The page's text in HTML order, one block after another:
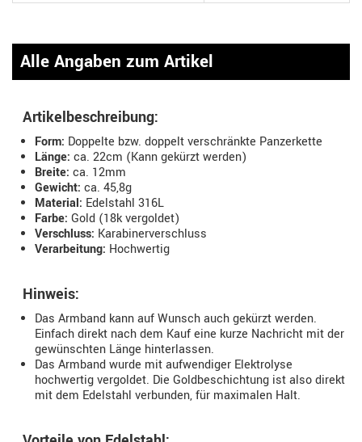
Alle Angaben zum Artikel
Artikelbeschreibung:
Form: Doppelte bzw. doppelt verschränkte Panzerkette
Länge: ca. 22cm (Kann gekürzt werden)
Breite: ca. 12mm
Gewicht: ca. 45,8g
Material: Edelstahl 316L
Farbe: Gold (18k vergoldet)
Verschluss: Karabinerverschluss
Verarbeitung: Hochwertig
Hinweis:
Das Armband kann auf Wunsch auch gekürzt werden.
Einfach direkt nach dem Kauf eine kurze Nachricht mit der
gewünschten Länge hinterlassen.
Das Armband wurde mit aufwendiger Elektrolyse
hochwertig vergoldet. Die Goldbeschichtung ist also direkt
mit dem Edelstahl verbunden, für maximalen Halt.